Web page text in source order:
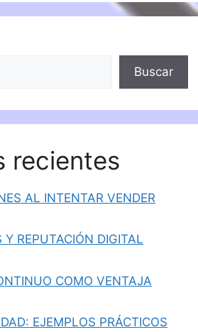
Buscar
recientes
AL INTENTAR VENDER
Y REPUTACIÓN DIGITAL
COMO VENTAJA
EJEMPLOS PRÁCTICOS